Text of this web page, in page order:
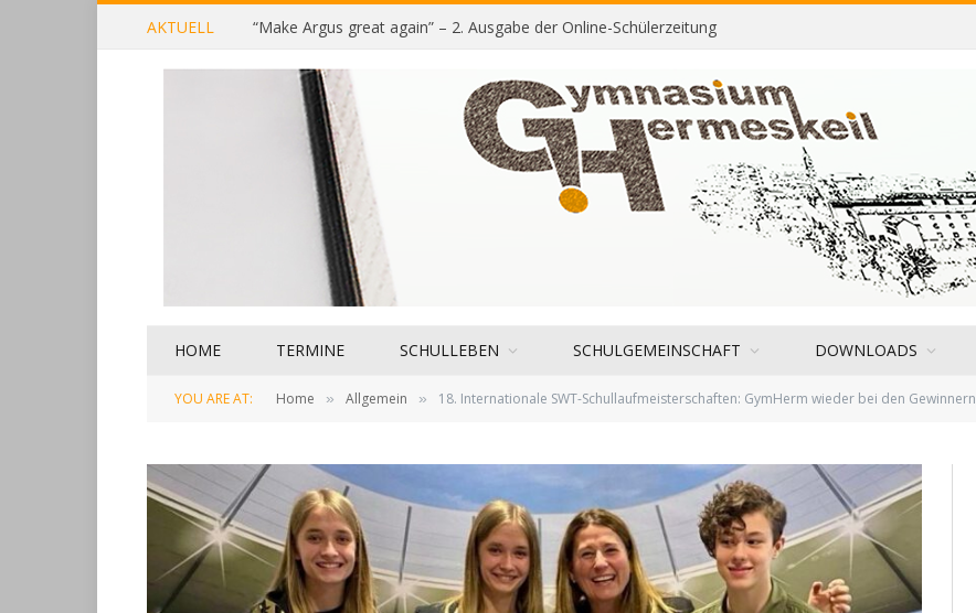
AKTUELL “Make Argus great again” – 2. Ausgabe der Online-Schülerzeitung
HOME TERMINE SCHULLEBEN SCHULGEMEINSCHAFT DOWNLOADS
YOU ARE AT: Home » Allgemein » 18. Internationale SWT-Schullaufmeisterschaften: GymHerm wieder bei den Gewinnern